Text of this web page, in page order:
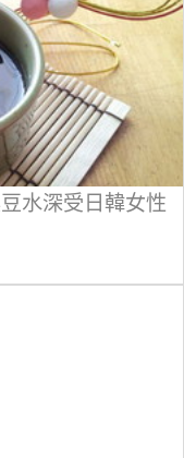
水深受日韓女性